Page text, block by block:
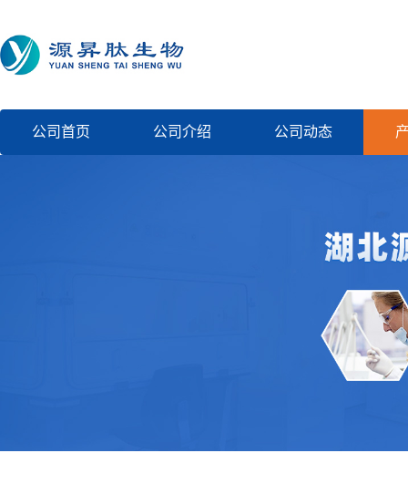
公司首页 公司介绍 公司动态